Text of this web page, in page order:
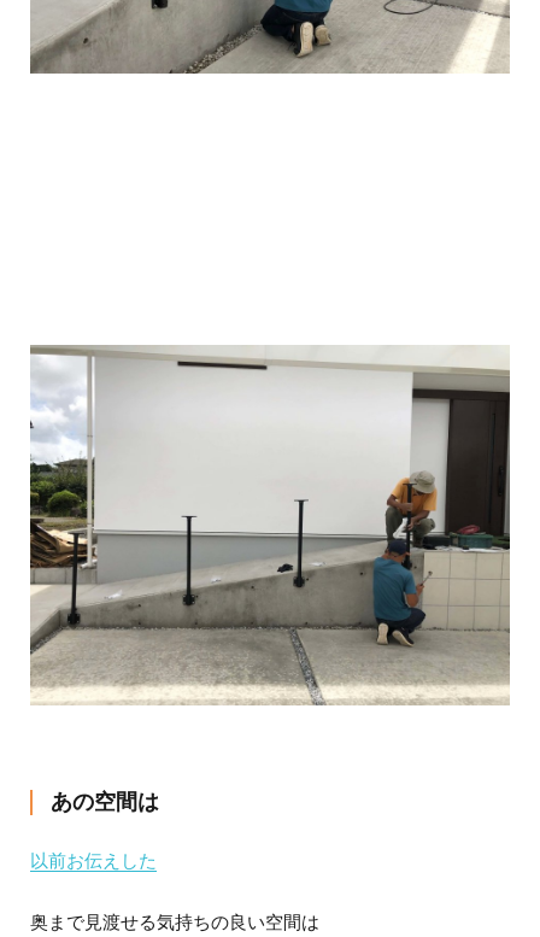
あの空間は
以前お伝えした
奥まで見渡せる気持ちの良い空間は